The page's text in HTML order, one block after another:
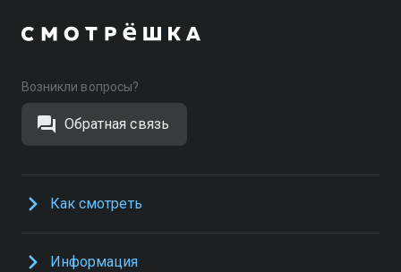
Возникли вопросы?
Обратная связь
Как смотреть
Информация